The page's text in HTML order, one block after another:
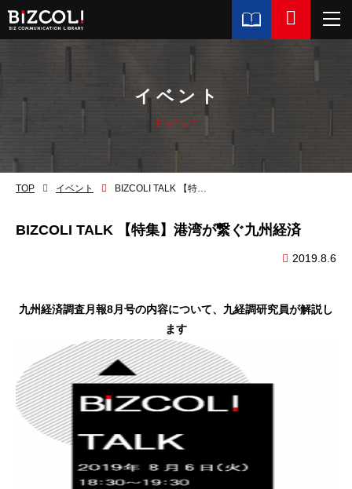
イベント
EVENT
TOP イベント BIZCOLI TALK 【特集】港湾が繋ぐ九州経済
BIZCOLI TALK 【特集】港湾が繋ぐ九州経済
2019.8.6
九州経済調査月報8月号の内容について、九経調研究員が解説し
ます